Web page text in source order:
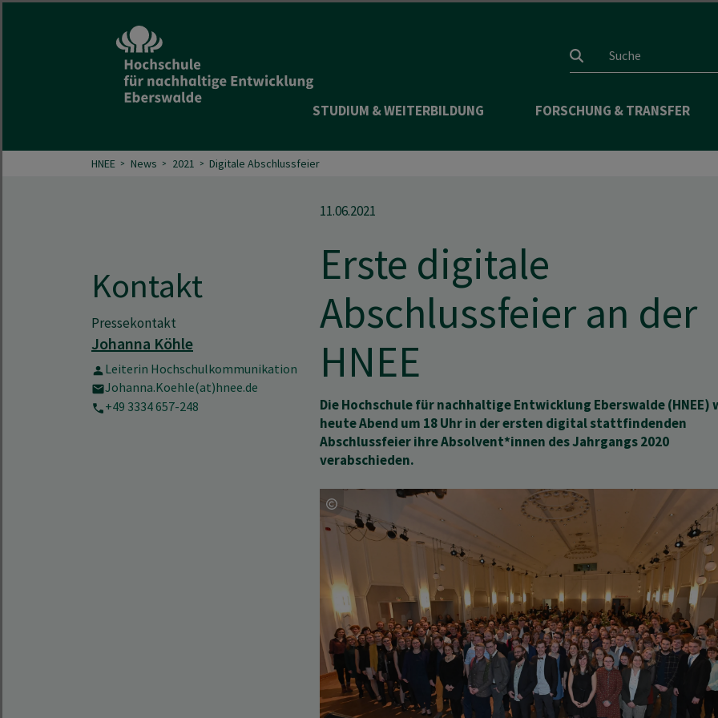
Suchfeld
STUDIUM & WEITERBILDUNG FORSCHUNG & TRANSFER
HNEE News 2021 Digitale Abschlussfeier
Kontakt
Pressekontakt
Johanna Köhle
Leiterin Hochschulkommunikation
Johanna.Koehle(at)hnee.de
+49 3334 657-248
11.06.2021
Erste digitale
Abschlussfeier an der
HNEE
Die Hochschule für nachhaltige Entwicklung Eberswalde (HNEE)
heute Abend um 18 Uhr in der ersten digital stattfindenden
Abschlussfeier ihre Absolvent*innen des Jahrgangs 2020
verabschieden.